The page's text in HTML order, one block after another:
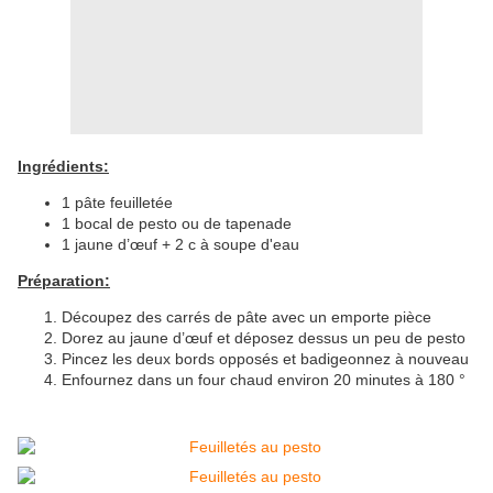
Ingrédients:
1 pâte feuilletée
1 bocal de pesto ou de tapenade
1 jaune d’œuf + 2 c à soupe d'eau
Préparation:
Découpez des carrés de pâte avec un emporte pièce
Dorez au jaune d’œuf et déposez dessus un peu de pesto
Pincez les deux bords opposés et badigeonnez à nouveau
Enfournez dans un four chaud environ 20 minutes à 180 °